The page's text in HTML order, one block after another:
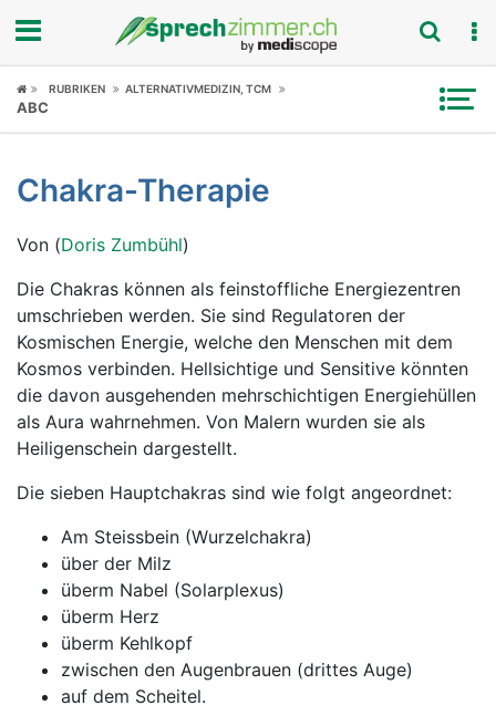
Fokus
Symptome
Untersuchungen
News
Ratgeber
Rubriken
RUBRIKEN ALTERNATIVMEDIZIN, TCM
ABC
Chakra-Therapie
Von (Doris Zumbühl)
Die Chakras können als feinstoffliche Energiezentren
umschrieben werden. Sie sind Regulatoren der
Kosmischen Energie, welche den Menschen mit dem
Kosmos verbinden. Hellsichtige und Sensitive könnten
die davon ausgehenden mehrschichtigen Energiehüllen
als Aura wahrnehmen. Von Malern wurden sie als
Heiligenschein dargestellt.
Die sieben Hauptchakras sind wie folgt angeordnet:
Am Steissbein (Wurzelchakra)
über der Milz
überm Nabel (Solarplexus)
überm Herz
überm Kehlkopf
zwischen den Augenbrauen (drittes Auge)
auf dem Scheitel.